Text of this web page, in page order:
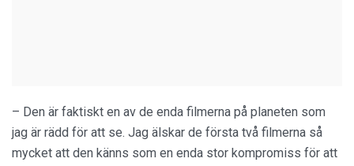
– Den är faktiskt en av de enda filmerna på planeten som
jag är rädd för att se. Jag älskar de första två filmerna så
mycket att den känns som en enda stor kompromiss för att